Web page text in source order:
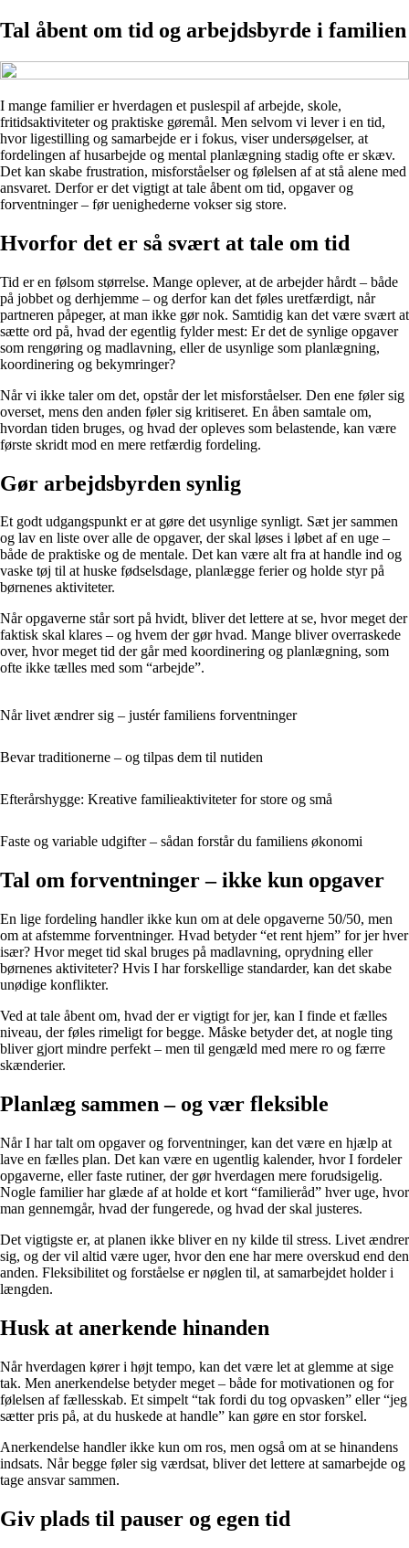
Tal åbent om tid og arbejdsbyrde i familien
I mange familier er hverdagen et puslespil af arbejde, skole,
fritidsaktiviteter og praktiske gøremål. Men selvom vi lever i en tid,
hvor ligestilling og samarbejde er i fokus, viser undersøgelser, at
fordelingen af husarbejde og mental planlægning stadig ofte er skæv.
Det kan skabe frustration, misforståelser og følelsen af at stå alene med
ansvaret. Derfor er det vigtigt at tale åbent om tid, opgaver og
forventninger – før uenighederne vokser sig store.
Hvorfor det er så svært at tale om tid
Tid er en følsom størrelse. Mange oplever, at de arbejder hårdt – både
på jobbet og derhjemme – og derfor kan det føles uretfærdigt, når
partneren påpeger, at man ikke gør nok. Samtidig kan det være svært at
sætte ord på, hvad der egentlig fylder mest: Er det de synlige opgaver
som rengøring og madlavning, eller de usynlige som planlægning,
koordinering og bekymringer?
Når vi ikke taler om det, opstår der let misforståelser. Den ene føler sig
overset, mens den anden føler sig kritiseret. En åben samtale om,
hvordan tiden bruges, og hvad der opleves som belastende, kan være
første skridt mod en mere retfærdig fordeling.
Gør arbejdsbyrden synlig
Et godt udgangspunkt er at gøre det usynlige synligt. Sæt jer sammen
og lav en liste over alle de opgaver, der skal løses i løbet af en uge –
både de praktiske og de mentale. Det kan være alt fra at handle ind og
vaske tøj til at huske fødselsdage, planlægge ferier og holde styr på
børnenes aktiviteter.
Når opgaverne står sort på hvidt, bliver det lettere at se, hvor meget der
faktisk skal klares – og hvem der gør hvad. Mange bliver overraskede
over, hvor meget tid der går med koordinering og planlægning, som
ofte ikke tælles med som “arbejde”.
Når livet ændrer sig – justér familiens forventninger
Bevar traditionerne – og tilpas dem til nutiden
Efterårshygge: Kreative familieaktiviteter for store og små
Faste og variable udgifter – sådan forstår du familiens økonomi
Tal om forventninger – ikke kun opgaver
En lige fordeling handler ikke kun om at dele opgaverne 50/50, men
om at afstemme forventninger. Hvad betyder “et rent hjem” for jer hver
især? Hvor meget tid skal bruges på madlavning, oprydning eller
børnenes aktiviteter? Hvis I har forskellige standarder, kan det skabe
unødige konflikter.
Ved at tale åbent om, hvad der er vigtigt for jer, kan I finde et fælles
niveau, der føles rimeligt for begge. Måske betyder det, at nogle ting
bliver gjort mindre perfekt – men til gengæld med mere ro og færre
skænderier.
Planlæg sammen – og vær fleksible
Når I har talt om opgaver og forventninger, kan det være en hjælp at
lave en fælles plan. Det kan være en ugentlig kalender, hvor I fordeler
opgaverne, eller faste rutiner, der gør hverdagen mere forudsigelig.
Nogle familier har glæde af at holde et kort “familieråd” hver uge, hvor
man gennemgår, hvad der fungerede, og hvad der skal justeres.
Det vigtigste er, at planen ikke bliver en ny kilde til stress. Livet ændrer
sig, og der vil altid være uger, hvor den ene har mere overskud end den
anden. Fleksibilitet og forståelse er nøglen til, at samarbejdet holder i
længden.
Husk at anerkende hinanden
Når hverdagen kører i højt tempo, kan det være let at glemme at sige
tak. Men anerkendelse betyder meget – både for motivationen og for
følelsen af fællesskab. Et simpelt “tak fordi du tog opvasken” eller “jeg
sætter pris på, at du huskede at handle” kan gøre en stor forskel.
Anerkendelse handler ikke kun om ros, men også om at se hinandens
indsats. Når begge føler sig værdsat, bliver det lettere at samarbejde og
tage ansvar sammen.
Giv plads til pauser og egen tid